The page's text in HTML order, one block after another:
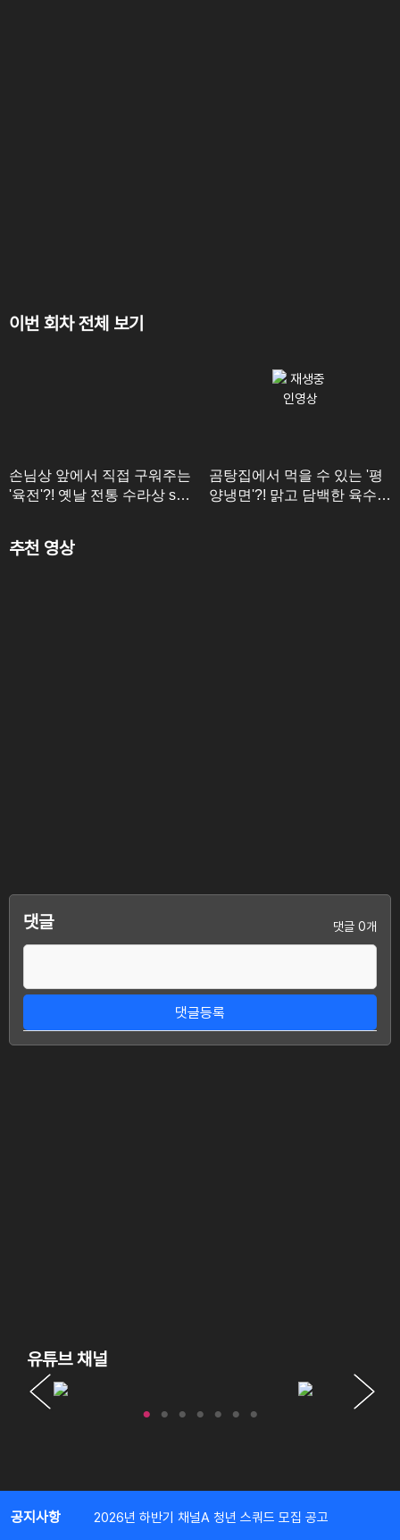
이번 회차 전체 보기
손님상 앞에서 직접 구워주는
'육전'?! 옛날 전통 수라상 st
곰탕집에서 먹을 수 있는 '평
양냉면'?! 맑고 담백한 육수로
추천 영상
댓글 댓글 0개
댓글등록
유튜브 채널
공지사항 2026년 하반기 채널A 청년 스쿼드 모집 공고